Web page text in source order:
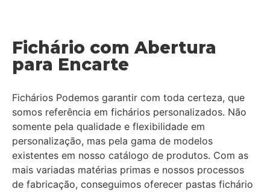
Fichário com Abertura
para Encarte
Fichários Podemos garantir com toda certeza, que
somos referência em fichários personalizados. Não
somente pela qualidade e flexibilidade em
personalização, mas pela gama de modelos
existentes em nosso catálogo de produtos. Com as
mais variadas matérias primas e nossos processos
de fabricação, conseguimos oferecer pastas fichário